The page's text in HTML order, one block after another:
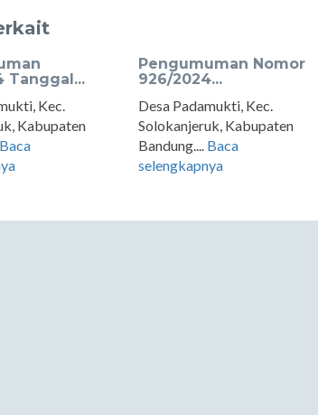
Tanggal...
Kec.
Kabupaten
Baca
Pengumuman Nomor
926/2024...
Desa Padamukti, Kec.
Solokanjeruk, Kabupaten
Bandung.... Baca
selengkapnya